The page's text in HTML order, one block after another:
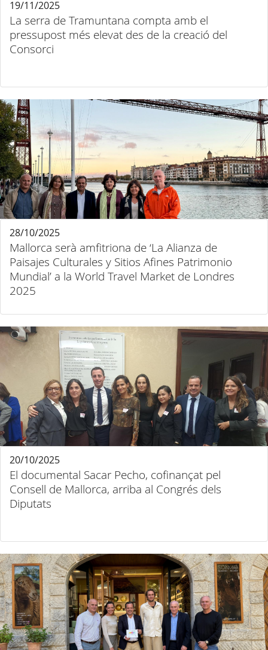
La serra de Tramuntana compta amb el
pressupost més elevat des de la creació del
Consorci
19/11/2025
Mallorca serà amfitriona de ‘La Alianza de
Paisajes Culturales y Sitios Afines Patrimonio
Mundial’ a la World Travel Market de Londres
2025
28/10/2025
El documental Sacar Pecho, cofinançat pel
Consell de Mallorca, arriba al Congrés dels
Diputats
20/10/2025